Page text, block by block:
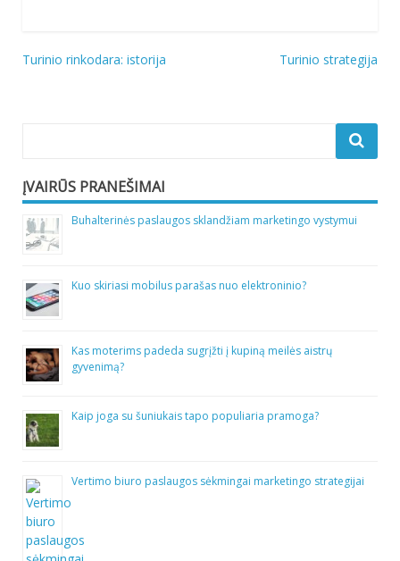
Navigacija
Turinio rinkodara: istorija Turinio strategija
ĮVAIRŪS PRANEŠIMAI
Buhalterinės paslaugos sklandžiam marketingo vystymui
Kuo skiriasi mobilus parašas nuo elektroninio?
Kas moterims padeda sugrįžti į kupiną meilės aistrų
gyvenimą?
Kaip joga su šuniukais tapo populiaria pramoga?
Vertimo biuro paslaugos sėkmingai marketingo strategijai